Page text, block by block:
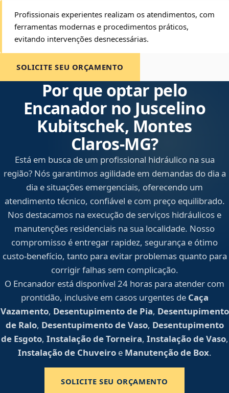
Profissionais experientes realizam os atendimentos, com
ferramentas modernas e procedimentos práticos,
evitando intervenções desnecessárias.
SOLICITE SEU ORÇAMENTO
Por que optar pelo
Encanador no Juscelino
Kubitschek, Montes
Claros‑MG?
Está em busca de um profissional hidráulico na sua
região? Nós garantimos agilidade em demandas do dia a
dia e situações emergenciais, oferecendo um
atendimento técnico, confiável e com preço equilibrado.
Nos destacamos na execução de serviços hidráulicos e
manutenções residenciais na sua localidade. Nosso
compromisso é entregar rapidez, segurança e ótimo
custo-benefício, tanto para evitar problemas quanto para
corrigir falhas sem complicação.
O Encanador está disponível 24 horas para atender com
prontidão, inclusive em casos urgentes de Caça
Vazamento, Desentupimento de Pia, Desentupimento
de Ralo, Desentupimento de Vaso, Desentupimento
de Esgoto, Instalação de Torneira, Instalação de Vaso,
Instalação de Chuveiroe Manutenção de Box.
SOLICITE SEU ORÇAMENTO